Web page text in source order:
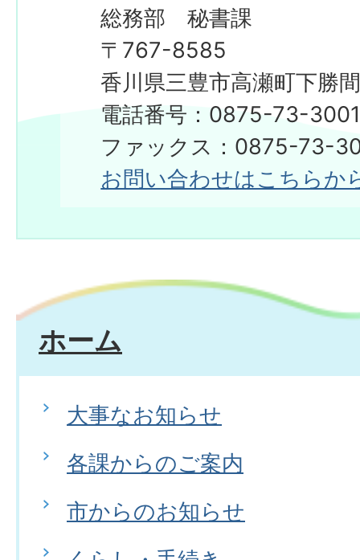
総務部 秘書課
〒767-8585
香川県三豊市高瀬町下勝
電話番号：0875-73-
ファックス：0875-73-
お問い合わせはこちらか
ホーム
大事なお知らせ
各課からのご案内
市からのお知らせ